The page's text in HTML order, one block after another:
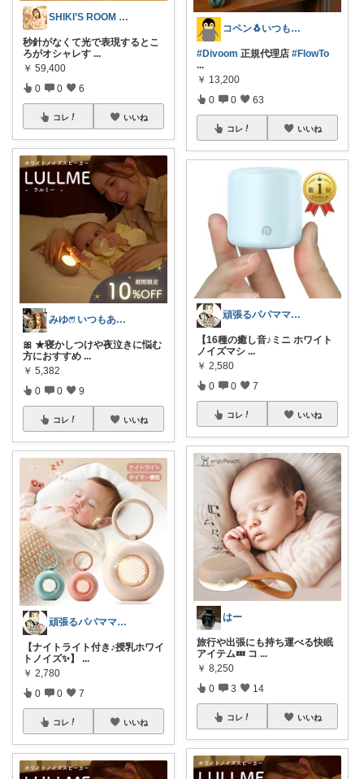
SHIKI’S ROOM by SAYA
秒針がなくて光で表現するとこ
ろがオシャレす ...
￥ 59,400
0 0 6
コレ いいね
みゆෆ⃛ いつもありがとう⸜🌷︎⸝‍
🎀 ★寝かしつけや夜泣きに悩む
方におすすめ ...
￥ 5,382
0 0 9
コレ いいね
頑張るパパママ応援隊@育児・子供用品紹介
【ナイトライト付き♪授乳ホワイ
トノイズ✨】
...
￥ 2,780
0 0 7
コレ いいね
コペン🐧いつもありがとう✨
#Divoom 正規代理店 #FlowTo
...
￥ 13,200
0 0 63
コレ いいね
頑張るパパママ応援隊@育児・子供用品紹介
【16種の癒し音♪ミニ ホワイト
ノイズマシ ...
￥ 2,580
0 0 7
コレ いいね
はー
旅行や出張にも持ち運べる快眠
アイテム💤 コ ...
￥ 8,250
0 3 14
コレ いいね